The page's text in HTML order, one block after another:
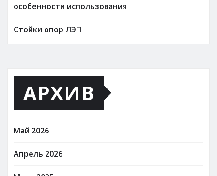
особенности использования
Стойки опор ЛЭП
АРХИВ
Май 2026
Апрель 2026